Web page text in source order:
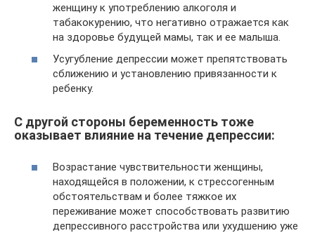
женщину к употреблению алкоголя и
табакокурению, что негативно отражается как
на здоровье будущей мамы, так и ее малыша.
Усугубление депрессии может препятствовать
сближению и установлению привязанности к
ребенку.
С другой стороны беременность тоже
оказывает влияние на течение депрессии:
Возрастание чувствительности женщины,
находящейся в положении, к стрессогенным
обстоятельствам и более тяжкое их
переживание может способствовать развитию
депрессивного расстройства или ухудшению уже